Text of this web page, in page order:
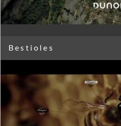
Bestioles